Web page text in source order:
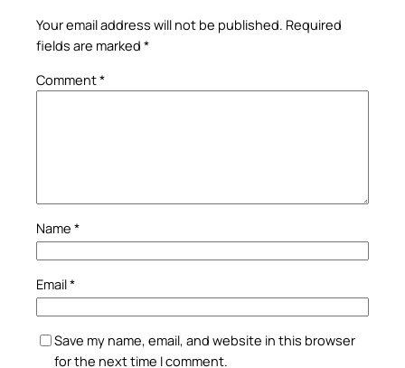
Your email address will not be published. Required
fields are marked *
Comment*
Name *
Email*
Save my name, email, and website in this browser
for the next time I comment.